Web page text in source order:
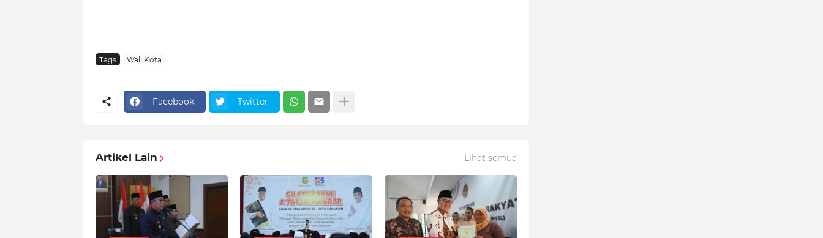
Tags Wali Kota
Facebook Twitter
Artikel Lain Lihat semua